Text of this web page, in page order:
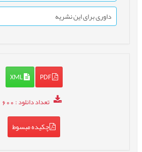
داوری برای این نشریه
PDF
XML
تعداد دانلود: 600
چکیده مبسوط